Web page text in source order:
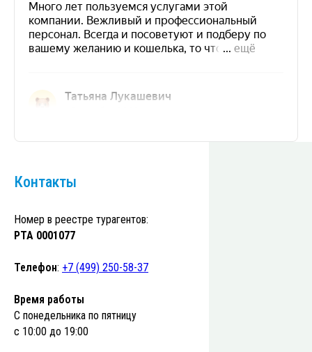
Контакты
Номер в реестре турагентов:
РТА 0001077
Телефон: +7 (499) 250-58-37
Время работы
С понедельника по пятницу
с 10:00 до 19:00